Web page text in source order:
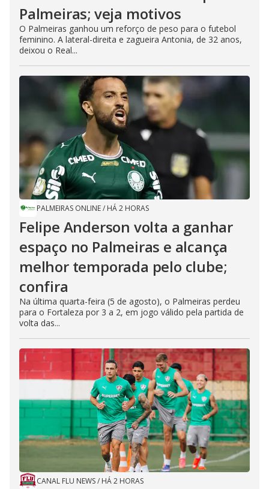
Palmeiras; veja motivos
O Palmeiras ganhou um reforço de peso para o futebol
feminino. A lateral-direita e zagueira Antonia, de 32 anos,
deixou o Real...
PALMEIRAS ONLINE/ HÁ 2 HORAS
Felipe Anderson volta a ganhar
espaço no Palmeiras e alcança
melhor temporada pelo clube;
confira
Na última quarta-feira (5 de agosto), o Palmeiras perdeu
para o Fortaleza por 3 a 2, em jogo válido pela partida de
volta das...
CANAL FLU NEWS/ HÁ 2 HORAS